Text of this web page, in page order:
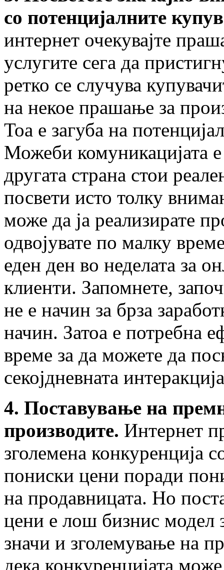
со потенцијалните
интернет очекувајте
услугите сега да
ретко се случува
на некое прашање за
Тоа е загуба на
Можеби комуникацијата
другата страна стои
посвети исто толку
може да ја реализирате
одвојувате по малку
еден ден во неделата за
клиенти. Запомнете,
не е начин за брза
начин. Затоа е потребна
време за да можете да
секојдневната
4. Поставување на
производите. Интернет
зголемена конкуренција
пониски цени поради
на продавницата. Но
цени е лош бизнис модел
значи и зголемување на
дека конкуренцијата